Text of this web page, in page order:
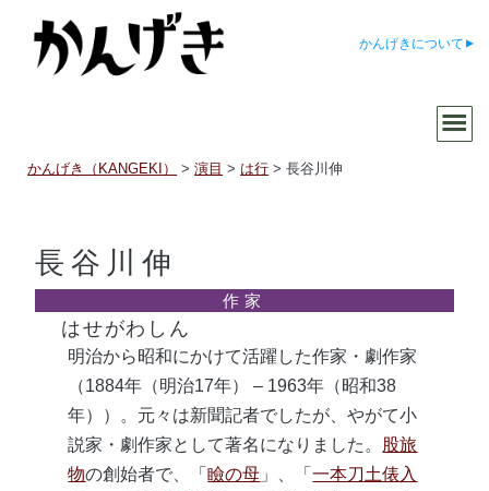
かんげきについて
かんげき（KANGEKI） >演目 > は行 >長谷川伸
長谷川伸
はせがわしん
明治から昭和にかけて活躍した作家・劇作家
（1884年（明治17年） – 1963年（昭和38
年））。元々は新聞記者でしたが、やがて小
説家・劇作家として著名になりました。 股旅
物の創始者で、「瞼の母 」、「一本刀土俵入